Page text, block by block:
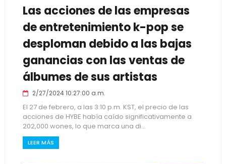
Las acciones de las empresas
de entretenimiento k-pop se
desploman debido a las bajas
ganancias con las ventas de
álbumes de sus artistas
2/27/2024 10:27:00 a.m.
El 27 de febrero, a las 3:10 p.m. KST, el precio de las
acciones de HYBE había caído significativamente a
202,000 wones, lo que marca una di...
LEER MÁS